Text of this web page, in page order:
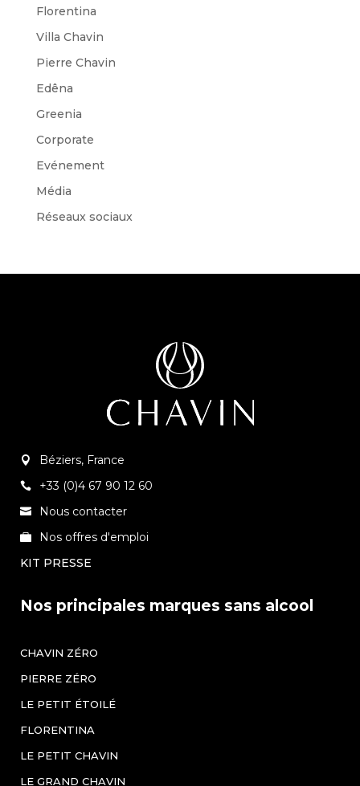
Florentina
Villa Chavin
Pierre Chavin
Edêna
Greenia
Corporate
Evénement
Média
Réseaux sociaux
Béziers, France
+33 (0)4 67 90 12 60
Nous contacter
Nos offres d'emploi
KIT PRESSE
Nos principales marques sans alcool
CHAVIN ZÉRO
PIERRE ZÉRO
LE PETIT ÉTOILÉ
FLORENTINA
LE PETIT CHAVIN
LE GRAND CHAVIN